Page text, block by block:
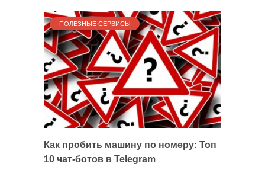
ПОЛЕЗНЫЕ СЕРВИСЫ
Как пробить машину по номеру: Топ
10 чат-ботов в Telegram